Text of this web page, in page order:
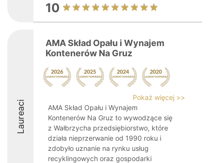
10
Laureaci
AMA Skład Opału i Wynajem
Kontenerów Na Gruz
Pokaż więcej >>
AMA Skład Opału i Wynajem
Kontenerów Na Gruz to wywodzące się
z Wałbrzycha przedsiębiorstwo, które
działa nieprzerwanie od 1990 roku i
zdobyło uznanie na rynku usług
recyklingowych oraz gospodarki